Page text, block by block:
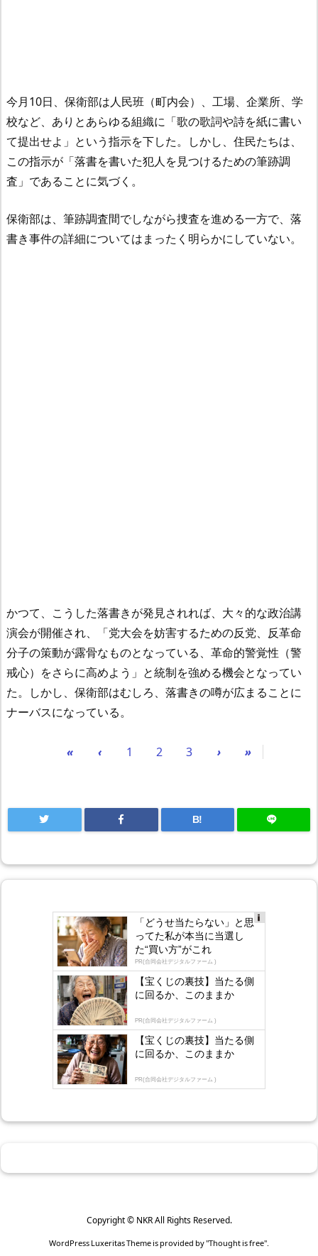
今月10日、保衛部は人民班（町内会）、工場、企業所、学
校など、ありとあらゆる組織に「歌の歌詞や詩を紙に書い
て提出せよ」という指示を下した。しかし、住民たちは、
この指示が「落書を書いた犯人を見つけるための筆跡調
査」であることに気づく。
保衛部は、筆跡調査間でしながら捜査を進める一方で、落
書き事件の詳細についてはまったく明らかにしていない。
かつて、こうした落書きが発見されれば、大々的な政治講
演会が開催され、「党大会を妨害するための反党、反革命
分子の策動が露骨なものとなっている、革命的警覚性（警
戒心）をさらに高めよう」と統制を強める機会となってい
た。しかし、保衛部はむしろ、落書きの噂が広まることに
ナーバスになっている。
« ‹ 1 2 3 › »
B!
gly
「どうせ当たらない」と思
ってた私が本当に当選し
た“買い方”がこれ
PR(合同会社デジタルファーム )
【宝くじの裏技】当たる側
に回るか、このままか
PR(合同会社デジタルファーム )
【宝くじの裏技】当たる側
に回るか、このままか
PR(合同会社デジタルファーム )
Copyright © NKRAll Rights Reserved.
WordPress Luxeritas Theme is provided by "Thought is free".